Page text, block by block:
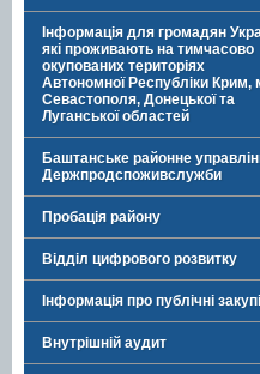
Інформація для громадян
які проживають на тимчасово
окупованих територіях
Автономної Республіки Крим,
Севастополя, Донецької та
Луганської областей
Баштанське районне
Держпродспоживслужби
Пробація району
Відділ цифрового розвитку
Інформація про публічні
Внутрішній аудит